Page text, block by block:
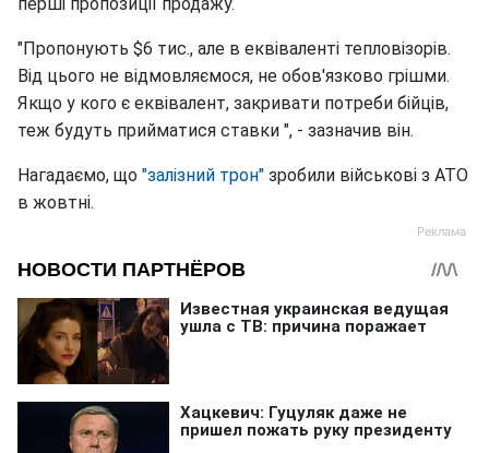
"Пропонують $6 тис., але в еквіваленті тепловізорів.
Від цього не відмовляємося, не обов'язково грішми.
Якщо у кого є еквівалент, закривати потреби бійців,
теж будуть прийматися ставки ", - зазначив він.
Нагадаємо, що "залізний трон" зробили військові з АТО
в жовтні.